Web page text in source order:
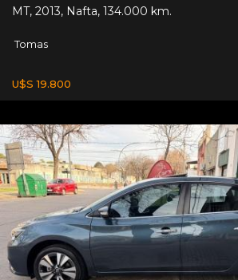
MT, 2013, Nafta, 134.000 km.
Tomas
U$S 19.800